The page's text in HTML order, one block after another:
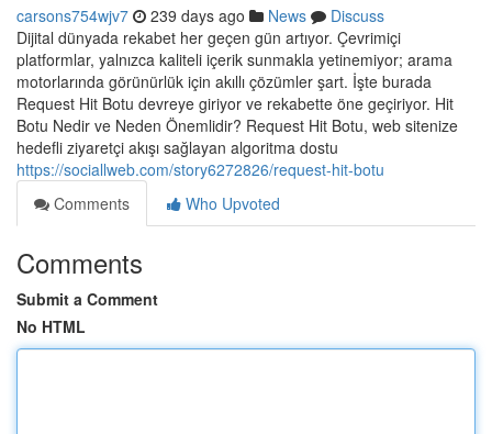
carsons754wjv7 239 days ago News
Discuss
Dijital dünyada rekabet her geçen gün artıyor. Çevrimiçi
platformlar, yalnızca kaliteli içerik sunmakla yetinemiyor; arama
motorlarında görünürlük için akıllı çözümler şart. İşte burada
Request Hit Botu devreye giriyor ve rekabette öne geçiriyor. Hit
Botu Nedir ve Neden Önemlidir? Request Hit Botu, web sitenize
hedefli ziyaretçi akışı sağlayan algoritma dostu
https://sociallweb.com/story6272826/request-hit-botu
Comments
Who Upvoted
Comments
Submit a Comment
No HTML